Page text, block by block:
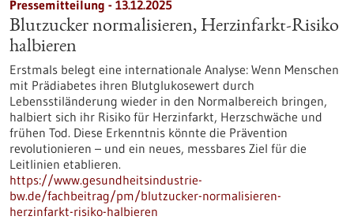
Pressemitteilung - 13.12.2025
Blutzucker normalisieren, Herzinfarkt-Risiko
halbieren
Erstmals belegt eine internationale Analyse: Wenn Menschen
mit Prädiabetes ihren Blutglukosewert durch
Lebensstiländerung wieder in den Normalbereich bringen,
halbiert sich ihr Risiko für Herzinfarkt, Herzschwäche und
frühen Tod. Diese Erkenntnis könnte die Prävention
revolutionieren – und ein neues, messbares Ziel für die
Leitlinien etablieren.
https://www.gesundheitsindustrie-
bw.de/fachbeitrag/pm/blutzucker-normalisieren-
herzinfarkt-risiko-halbieren